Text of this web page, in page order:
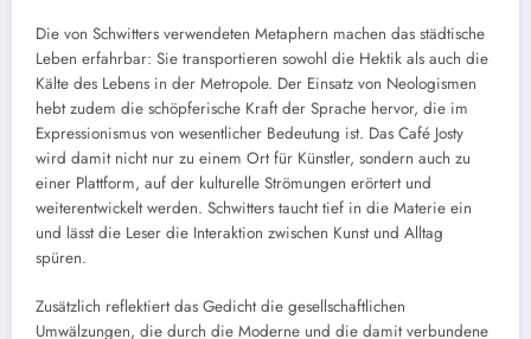
Die von Schwitters verwendeten Metaphern machen das städtische
Leben erfahrbar: Sie transportieren sowohl die Hektik als auch die
Kälte des Lebens in der Metropole. Der Einsatz von Neologismen
hebt zudem die schöpferische Kraft der Sprache hervor, die im
Expressionismus von wesentlicher Bedeutung ist. Das Café Josty
wird damit nicht nur zu einem Ort für Künstler, sondern auch zu
einer Plattform, auf der kulturelle Strömungen erörtert und
weiterentwickelt werden. Schwitters taucht tief in die Materie ein
und lässt die Leser die Interaktion zwischen Kunst und Alltag
spüren.
Zusätzlich reflektiert das Gedicht die gesellschaftlichen
Umwälzungen, die durch die Moderne und die damit verbundene